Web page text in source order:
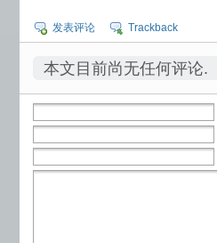
发表评论 Trackback
本文目前尚无任何评论.